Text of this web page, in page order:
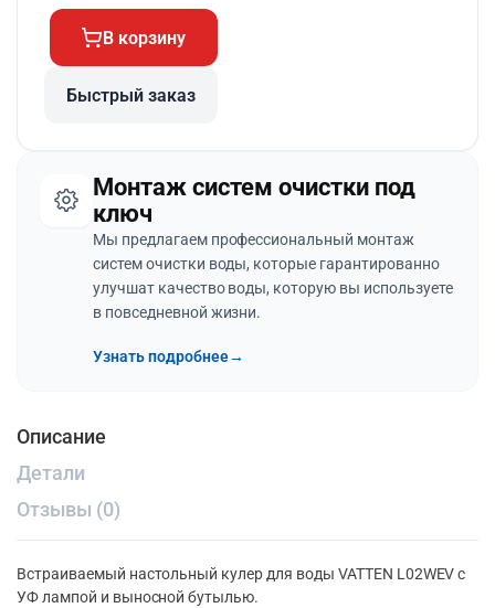
В корзину
Быстрый заказ
Монтаж систем очистки под
ключ
Мы предлагаем профессиональный монтаж
систем очистки воды, которые гарантированно
улучшат качество воды, которую вы используете
в повседневной жизни.
Узнать подробнее→
Описание
Детали
Отзывы (0)
Встраиваемый настольный кулер для воды VATTEN L02WEV c
УФ лампой и выносной бутылью.